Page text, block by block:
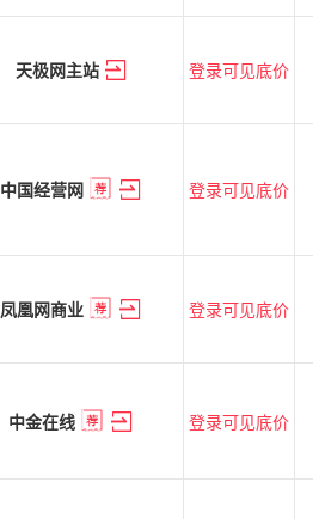
天极网主站 登录可见底价
中国经营网 登录可见底价
凤凰网商业 登录可见底价
中金在线 登录可见底价